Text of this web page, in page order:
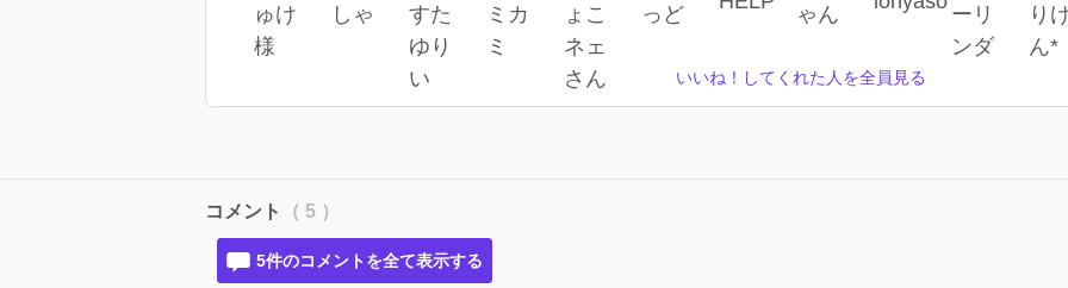
いいね！してくれた人を全員見る
コメント （ 5 ）
5件のコメントを全て表示する